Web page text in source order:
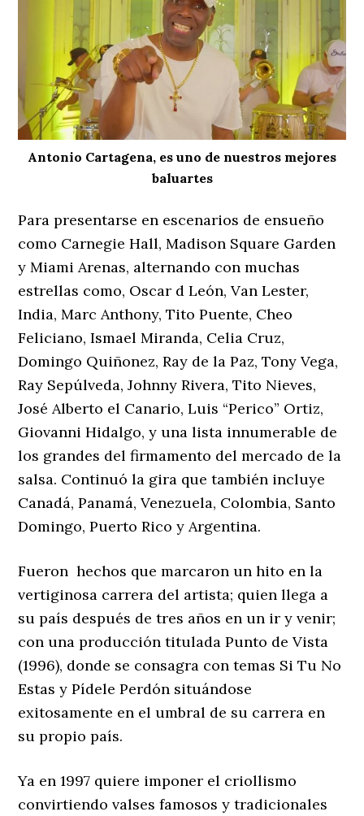
Antonio Cartagena, es uno de nuestros mejores
baluartes
Para presentarse en escenarios de ensueño
como Carnegie Hall, Madison Square Garden
y Miami Arenas, alternando con muchas
estrellas como, Oscar d León, Van Lester,
India, Marc Anthony, Tito Puente, Cheo
Feliciano, Ismael Miranda, Celia Cruz,
Domingo Quiñonez, Ray de la Paz, Tony Vega,
Ray Sepúlveda, Johnny Rivera, Tito Nieves,
José Alberto el Canario, Luis “Perico” Ortiz,
Giovanni Hidalgo, y una lista innumerable de
los grandes del firmamento del mercado de la
salsa. Continuó la gira que también incluye
Canadá, Panamá, Venezuela, Colombia, Santo
Domingo, Puerto Rico y Argentina.
Fueron hechos que marcaron un hito en la
vertiginosa carrera del artista; quien llega a
su país después de tres años en un ir y venir;
con una producción titulada Punto de Vista
(1996), donde se consagra con temas Si Tu No
Estas y Pídele Perdón situándose
exitosamente en el umbral de su carrera en
su propio país.
Ya en 1997 quiere imponer el criollismo
convirtiendo valses famosos y tradicionales